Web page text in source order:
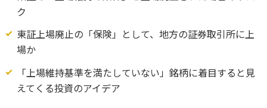
ク
東証上場廃止の「保険」として、地方の証券取引所に上
場か
「上場維持基準を満たしていない」銘柄に着目すると見
えてくる投資のアイデア